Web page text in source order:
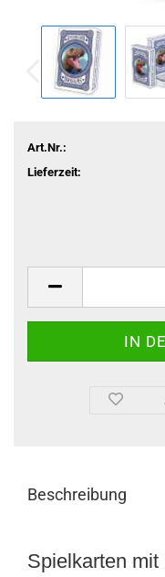
Art.Nr.:
Lieferzeit:
Beschreibung
Spielkarten